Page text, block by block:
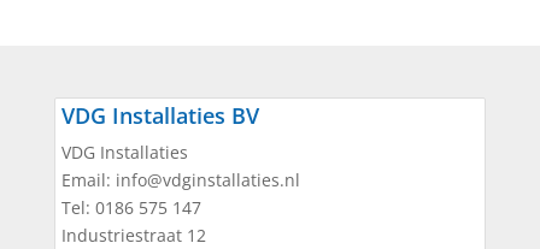
VDG Installaties BV
VDG Installaties
Email: info@vdginstallaties.nl
Tel: 0186 575 147
Industriestraat 12